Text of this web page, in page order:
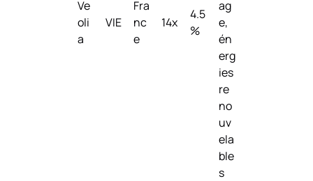
Ve
oli
a
VIE
Fra
nc
e
14x
4.5
%
ag
e,
én
erg
ies
re
no
uv
ela
ble
s